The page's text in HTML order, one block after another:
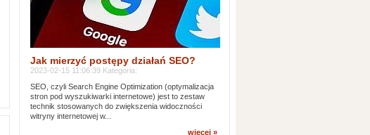
Jak mierzyć postępy działań SEO?
2023-02-15 11:06:39 Kategoria:
SEO, czyli Search Engine Optimization (optymalizacja
stron pod wyszukiwarki internetowe) jest to zestaw
technik stosowanych do zwiększenia widoczności
witryny internetowej w...
więcej »